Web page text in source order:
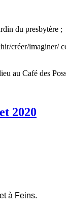
du presbytère ;
créer/
au Café des
2020
à Feins.